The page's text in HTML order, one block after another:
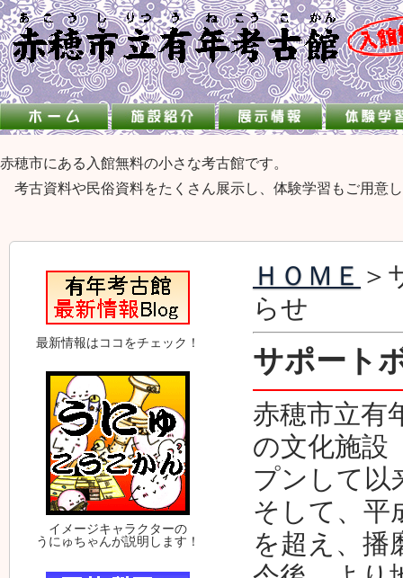
赤穂市にある入館無料の小さな考古館です。
考古資料や民俗資料をたくさん展示し、体験学習もご用意
ＨＯＭＥ ＞
らせ
サポート
赤穂市立有
の文化施設
プンして以
そして、平
を超え、播
最新情報はココをチェック！
イメージキャラクターの
うにゅちゃんが説明します！